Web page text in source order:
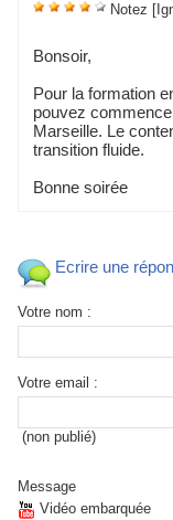
Notez
Bonoir,
Pour la formation
pouvez
Mareille. Le
tranition fluide.
Bonne oirée
Ecrire une
Votre nom :
Votre email :
(non publié)
Meage
Vidéo embarquée